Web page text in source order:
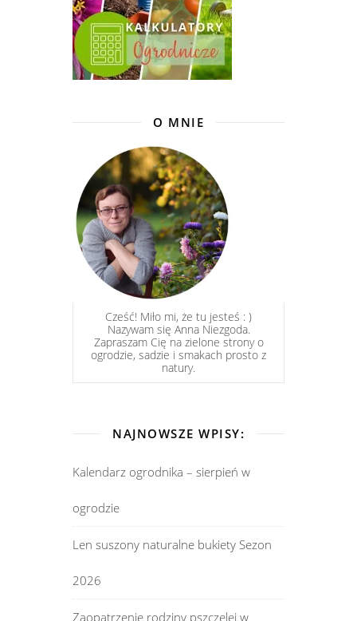
O MNIE
Cześć! Miło mi, że tu jesteś : )
Nazywam się Anna Niezgoda.
Zapraszam Cię na zielone strony o
ogrodzie, sadzie i smakach prosto z
natury.
NAJNOWSZE WPISY:
Kalendarz ogrodnika – sierpień w
ogrodzie
Len suszony naturalne bukiety Sezon
2026
Zaopatrzenie rodziny pszczelej w